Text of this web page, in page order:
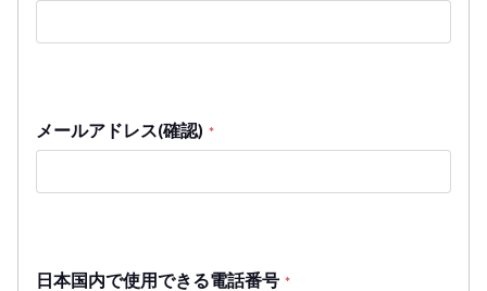
メールアドレス(確認) *
日本国内で使用できる電話番号 *